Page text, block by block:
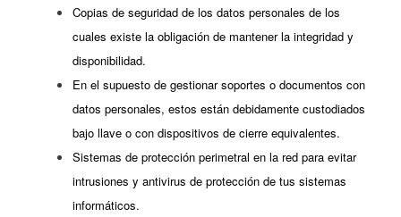
Copias de seguridad de los datos personales de los
cuales existe la obligación de mantener la integridad y
disponibilidad.
En el supuesto de gestionar soportes o documentos con
datos personales, estos están debidamente custodiados
bajo llave o con dispositivos de cierre equivalentes.
Sistemas de protección perimetral en la red para evitar
intrusiones y antivirus de protección de tus sistemas
informáticos.